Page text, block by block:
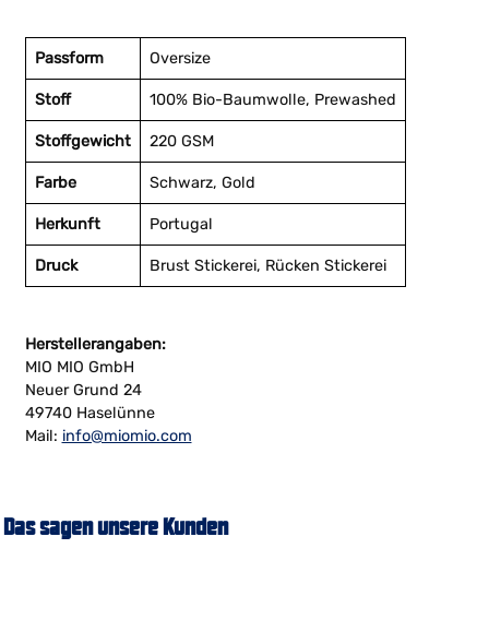
Passform Oversize
Stoff 100% Bio-Baumwolle, Prewashed
Stoffgewicht 220 GSM
Farbe Schwarz, Gold
Herkunft Portugal
Druck Brust Stickerei, Rücken Stickerei
Herstellerangaben:
MIO MIO GmbH
Neuer Grund 24
49740 Haselünne
Mail: info@miomio.com
Das sagen unsere Kunden